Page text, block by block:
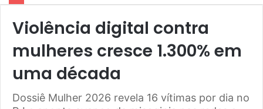
Violência digital contra
mulheres cresce 1.300% em
uma década
Dossiê Mulher 2026 revela 16 vítimas por dia no